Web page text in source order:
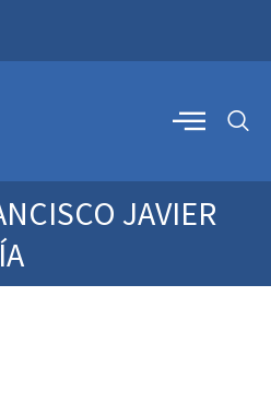
JAVIER